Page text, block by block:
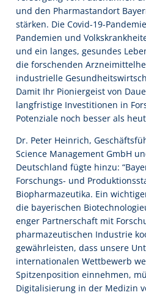
und den Pharmastandort
stärken. Die Covid-19-
Pandemien und
und ein langes, gesundes
die forschenden
industrielle
Damit Ihr Pioniergeist von
langfristige Investitionen in
Potenziale noch besser als
Dr. Peter Heinrich,
Science Management GmbH
Deutschland fügte hinzu:
Forschungs- und
Biopharmazeutika. Ein
die bayerischen
enger Partnerschaft mit
pharmazeutischen Industrie
gewährleisten, dass unsere
internationalen Wettbewerb
Spitzenposition einnehmen,
Digitalisierung in der Medizin